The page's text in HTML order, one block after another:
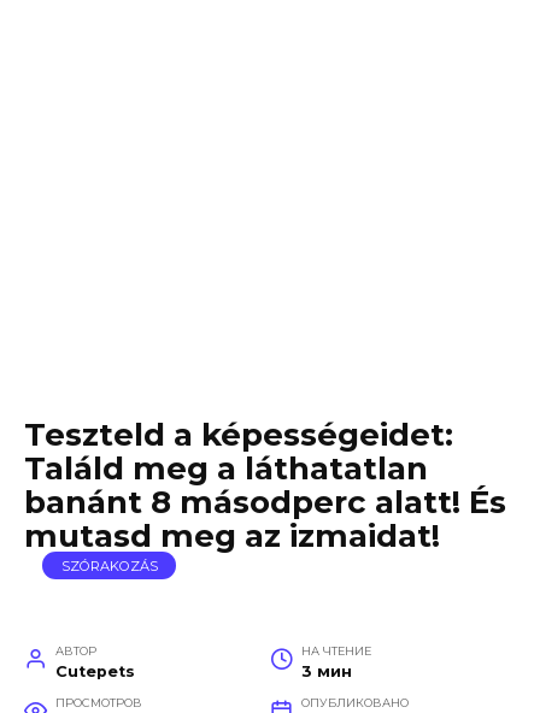
Teszteld a képességeidet:
Találd meg a láthatatlan
banánt 8 másodperc alatt! És
mutasd meg az izmaidat!
SZÓRAKOZÁS
АВТОР
Cutepets
НА ЧТЕНИЕ
3 мин
ПРОСМОТРОВ ОПУБЛИКОВАНО